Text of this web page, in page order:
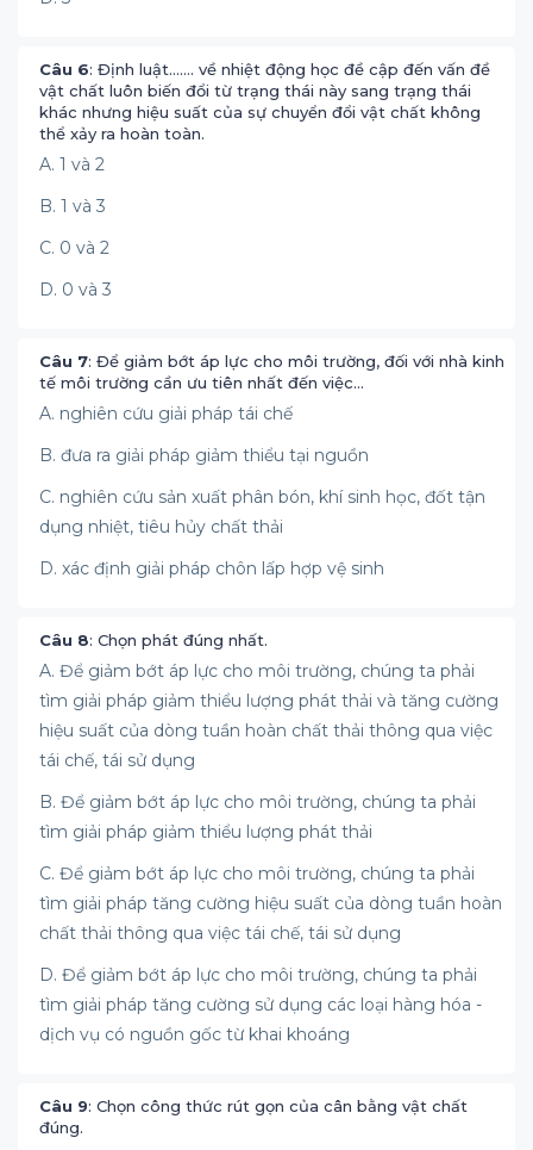
Câu 6: Định luật……. về nhiệt động học đề cập đến vấn đề
vật chất luôn biến đổi từ trạng thái này sang trạng thái
khác nhưng hiệu suất của sự chuyển đổi vật chất không
thể xảy ra hoàn toàn.
A. 1 và 2
B. 1 và 3
C. 0 và 2
D. 0 và 3
Câu 7: Để giảm bớt áp lực cho môi trường, đối với nhà kinh
tế môi trường cần ưu tiên nhất đến việc…
A. nghiên cứu giải pháp tái chế
B. đưa ra giải pháp giảm thiểu tại nguồn
C. nghiên cứu sản xuất phân bón, khí sinh học, đốt tận
dụng nhiệt, tiêu hủy chất thải
D. xác định giải pháp chôn lấp hợp vệ sinh
Câu 8: Chọn phát đúng nhất.
A. Để giảm bớt áp lực cho môi trường, chúng ta phải
tìm giải pháp giảm thiểu lượng phát thải và tăng cường
hiệu suất của dòng tuần hoàn chất thải thông qua việc
tái chế, tái sử dụng
B. Để giảm bớt áp lực cho môi trường, chúng ta phải
tìm giải pháp giảm thiểu lượng phát thải
C. Để giảm bớt áp lực cho môi trường, chúng ta phải
tìm giải pháp tăng cường hiệu suất của dòng tuần hoàn
chất thải thông qua việc tái chế, tái sử dụng
D. Để giảm bớt áp lực cho môi trường, chúng ta phải
tìm giải pháp tăng cường sử dụng các loại hàng hóa -
dịch vụ có nguồn gốc từ khai khoáng
Câu 9: Chọn công thức rút gọn của cân bằng vật chất
đúng.